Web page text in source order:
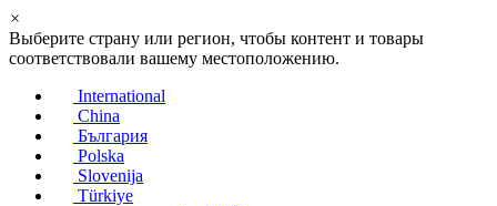
×
Выберите страну или регион, чтобы контент и товары
соответствовали вашему местоположению.
International
China
България
Polska
Slovenija
Türkiye